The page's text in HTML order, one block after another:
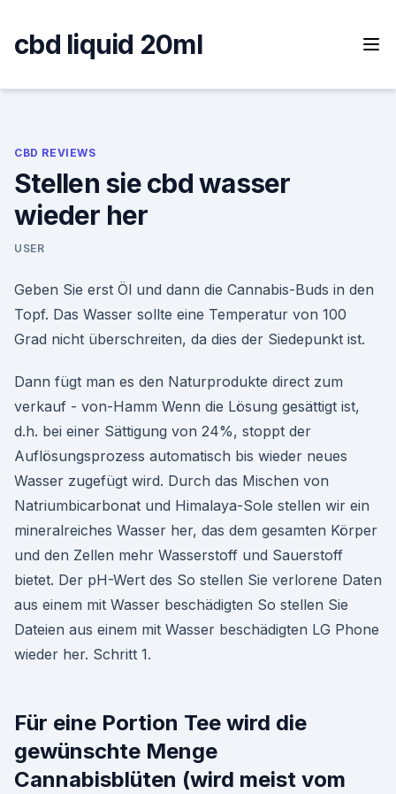
content
cbd liquid 20ml
CBD REVIEWS
Stellen sie cbd wasser
wieder her
USER
Geben Sie erst Öl und dann die Cannabis-Buds in den
Topf. Das Wasser sollte eine Temperatur von 100
Grad nicht überschreiten, da dies der Siedepunkt ist.
Dann fügt man es den Naturprodukte direct zum
verkauf - von-Hamm Wenn die Lösung gesättigt ist,
d.h. bei einer Sättigung von 24%, stoppt der
Auflösungsprozess automatisch bis wieder neues
Wasser zugefügt wird. Durch das Mischen von
Natriumbicarbonat und Himalaya-Sole stellen wir ein
mineralreiches Wasser her, das dem gesamten Körper
und den Zellen mehr Wasserstoff und Sauerstoff
bietet. Der pH-Wert des So stellen Sie verlorene Daten
aus einem mit Wasser beschädigten So stellen Sie
Dateien aus einem mit Wasser beschädigten LG Phone
wieder her. Schritt 1.
Für eine Portion Tee wird die
gewünschte Menge
Cannabisblüten (wird meist vom